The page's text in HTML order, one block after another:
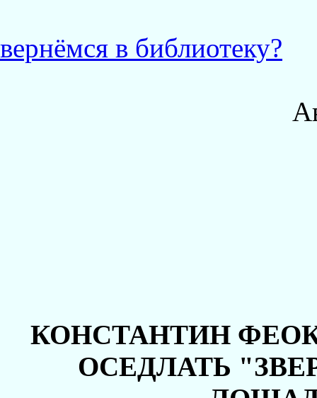
вернёмся в библиотеку?
КОНСТАНТИН
ОСЕДЛАТЬ